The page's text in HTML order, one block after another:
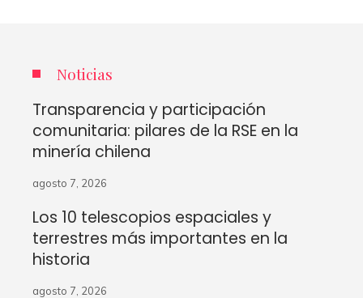
Noticias
Transparencia y participación
comunitaria: pilares de la RSE en la
minería chilena
agosto 7, 2026
Los 10 telescopios espaciales y
terrestres más importantes en la
historia
agosto 7, 2026